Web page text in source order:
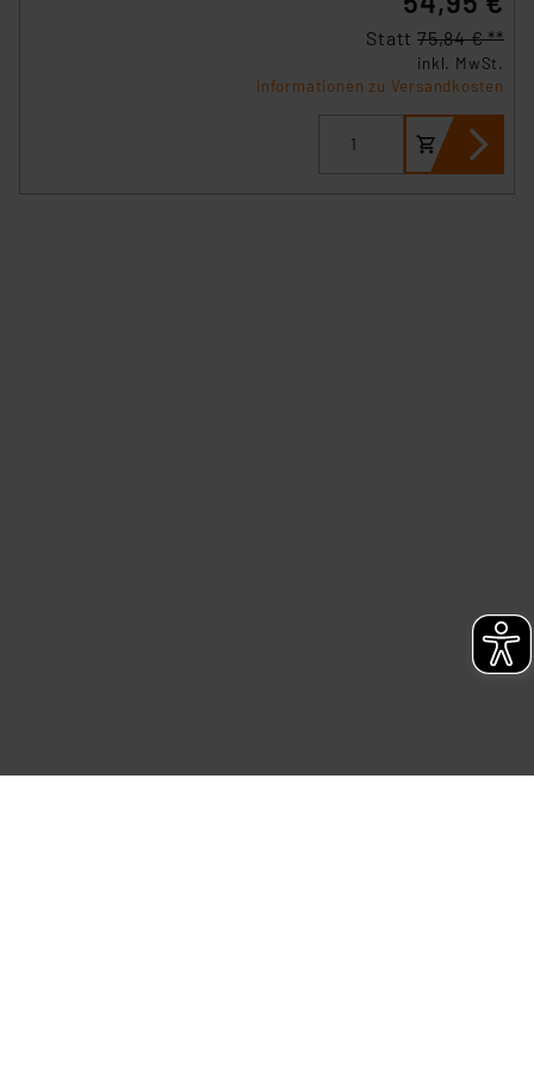
Datenschutz nach EU-Standards eingestuft wird. So
besteht etwa das Risiko, dass US-Behörden
Überwachungsprogrammen verarbeiten, ohne dass
hiergegen Klagemöglichkeiten für Europäer bestehen.
Unsere Kooperation mit diesen Dienstleistern stützt
Statt 75,84 € **
inkl. MwSt.
Informationen zu Versandkosten